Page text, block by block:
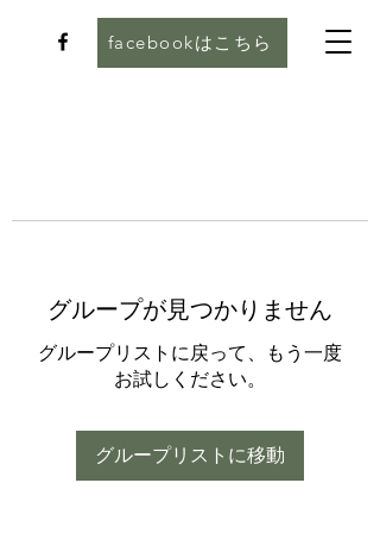
facebookはこちら
グループが見つかりません
グループリストに戻って、もう一度
お試しください。
グループリストに移動